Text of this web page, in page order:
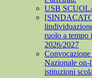
USB
ruolo a tempo
2026/2027
Nazionale on-
istituzioni